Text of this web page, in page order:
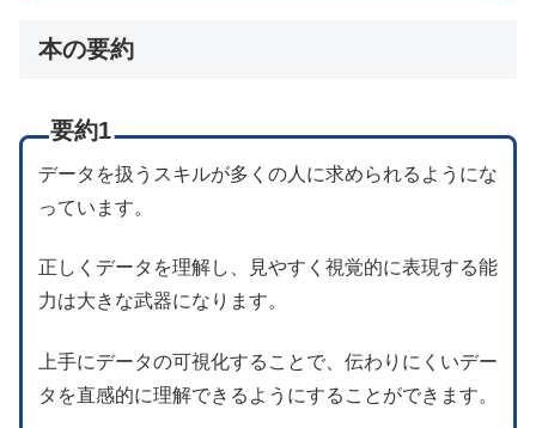
本の要約
要約1
データを扱うスキルが多くの人に求められるようにな
っています。
正しくデータを理解し、見やすく視覚的に表現する能
力は大きな武器になります。
上手にデータの可視化することで、伝わりにくいデー
タを直感的に理解できるようにすることができます。